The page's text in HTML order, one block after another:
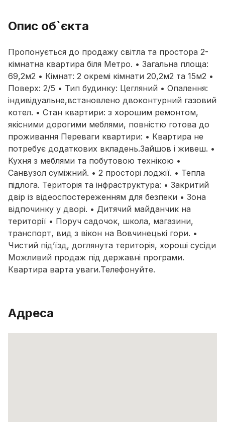
Опис об`єкта
Пропонується до продажу світла та простора 2-
кімнатна квартира біля Метро. • Загальна площа:
69,2м2 • Кімнат: 2 окремі кімнати 20,2м2 та 15м2 •
Поверх: 2/5 • Тип будинку: Цегляний • Опалення:
індивідуальне,встановлено двоконтурний газовий
котел. • Стан квартири: з хорошим ремонтом,
якісними дорогими меблями, повністю готова до
проживання Переваги квартири: • Квартира не
потребує додаткових вкладень.Зайшов і живеш. •
Кухня з меблями та побутовою технікою •
Санвузол суміжний. • 2 просторі лоджії. • Тепла
підлога. Територія та інфраструктура: • Закритий
двір із відеоспостереженням для безпеки • Зона
відпочинку у дворі. • Дитячий майданчик на
території • Поруч садочок, школа, магазини,
транспорт, вид з вікон на Вовчинецькі гори. •
Чистий під’їзд, доглянута територія, хороші сусіди
Можливий продаж під державні програми.
Квартира варта уваги.Телефонуйте.
Адреса